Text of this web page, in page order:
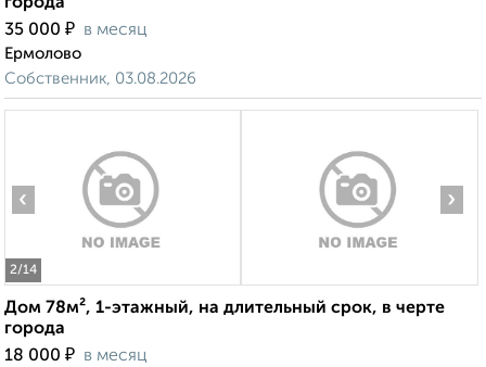
города
35 000 ₽ в месяц
Ермолово
Собственник, 03.08.2026
2/14
‹ ›
Дом 78м², 1-этажный, на длительный срок, в черте
города
18 000 ₽ в месяц